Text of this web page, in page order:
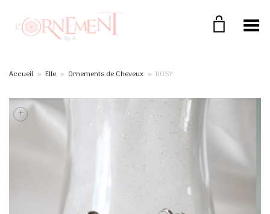
Toggle Menu
Accueil » Elle » Ornements de Cheveux » ROSY
+